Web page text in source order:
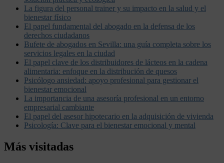
La figura del personal trainer y su impacto en la salud y el
bienestar físico
El papel fundamental del abogado en la defensa de los
derechos ciudadanos
Bufete de abogados en Sevilla: una guía completa sobre los
servicios legales en la ciudad
El papel clave de los distribuidores de lácteos en la cadena
alimentaria: enfoque en la distribución de quesos
Psicólogo ansiedad: apoyo profesional para gestionar el
bienestar emocional
La importancia de una asesoría profesional en un entorno
empresarial cambiante
El papel del asesor hipotecario en la adquisición de vivienda
Psicología: Clave para el bienestar emocional y mental
Más visitadas